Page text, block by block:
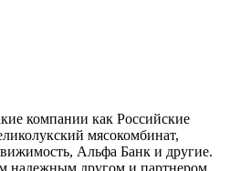
компании как Российские
мясокомбинат,
Альфа Банк и другие.
надежным другом и партнером,